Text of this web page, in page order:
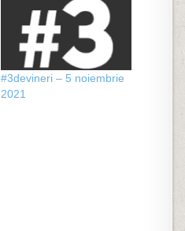
#3devineri – 5 noiembrie
2021